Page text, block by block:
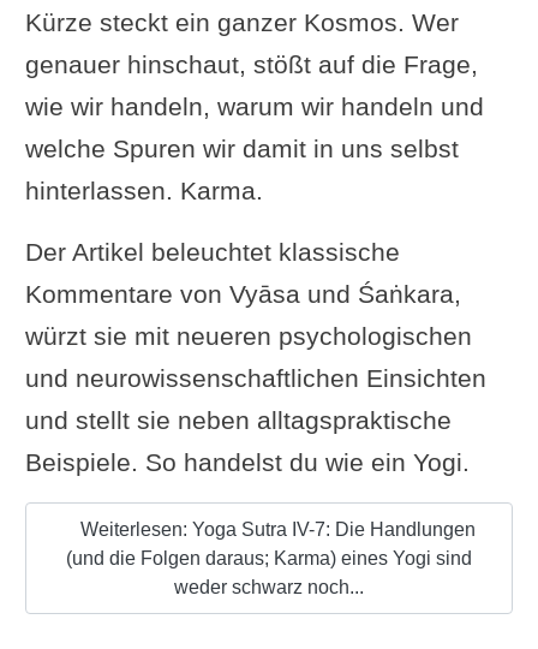
Kürze steckt ein ganzer Kosmos. Wer
genauer hinschaut, stößt auf die Frage,
wie wir handeln, warum wir handeln und
welche Spuren wir damit in uns selbst
hinterlassen. Karma.
Der Artikel beleuchtet klassische
Kommentare von Vyāsa und Śaṅkara,
würzt sie mit neueren psychologischen
und neurowissenschaftlichen Einsichten
und stellt sie neben alltagspraktische
Beispiele. So handelst du wie ein Yogi.
Weiterlesen: Yoga Sutra IV-7: Die Handlungen
(und die Folgen daraus; Karma) eines Yogi sind
weder schwarz noch...